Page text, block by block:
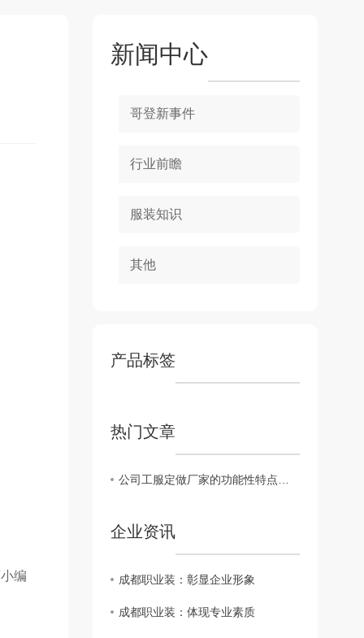
编
新闻中心
哥登新事件
行业前瞻
服装知识
其他
产品标签
热门文章
公司工服定做厂家的功能性特点介绍
企业资讯
成都职业装：彰显企业形象
成都职业装：体现专业素质